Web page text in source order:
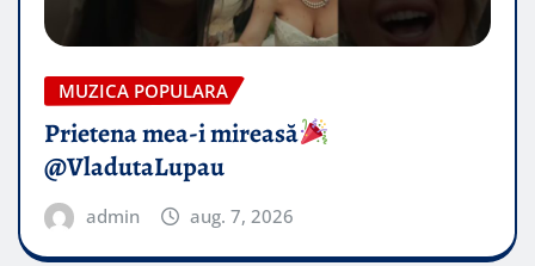
MUZICA POPULARA
Prietena mea-i mireasă​
@VladutaLupau
admin aug. 7, 2026